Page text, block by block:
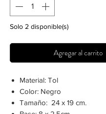
Solo 2 disponible(s)
Agregar al carrito
Material: Tol
Color: Negro
Tamaño: 24 x 19 cm.